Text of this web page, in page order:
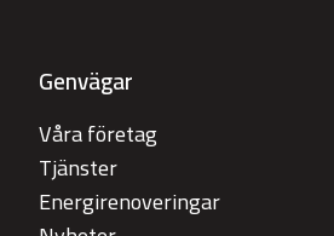
Genvägar
Våra företag
Tjänster
Energirenoveringar